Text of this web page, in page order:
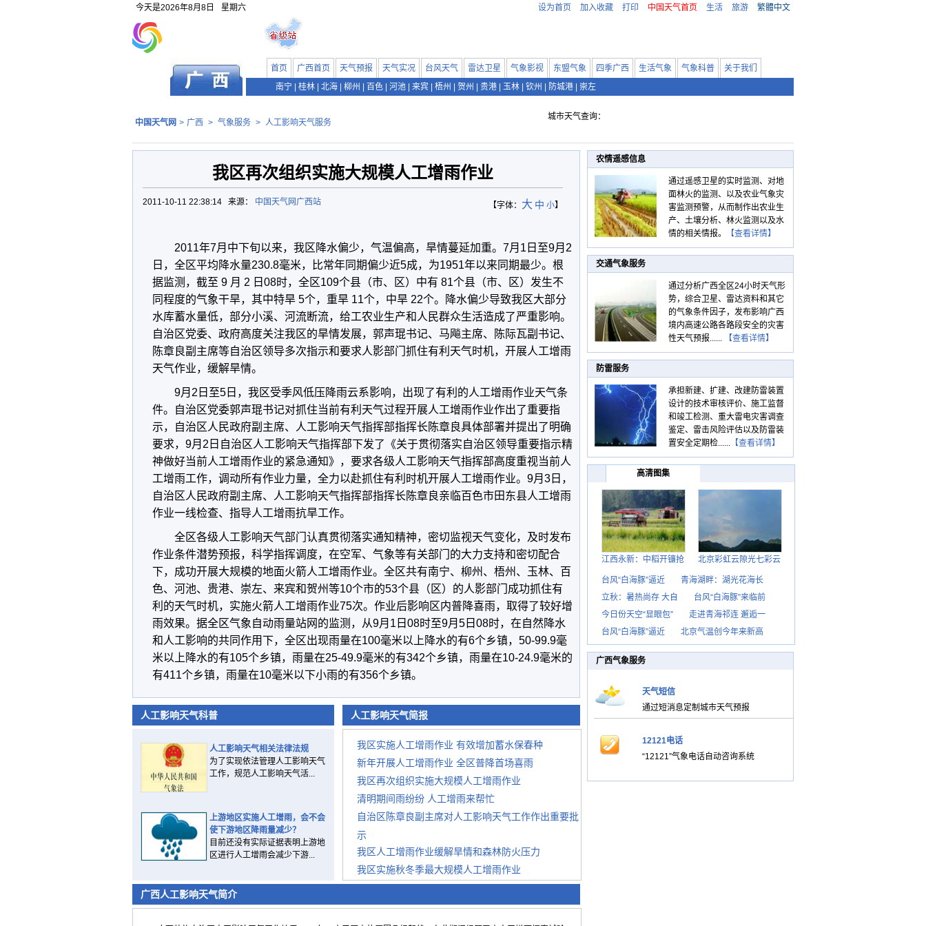
今天是2026年8月8日 星期六 设为首页 加入收藏 打印 中国天气首页 生活 旅游 繁體中文
首页 广西首页 天气预报 天气实况 台风天气 雷达卫星 气象影视 东盟气象 四季广西 生活气象 气象科普
关于我们
南宁
桂林 北海 柳州 百色 河池 来宾 梧州 贺州 贵港 玉林 钦州 防城港 崇左
中国天气网 > 广西 > 气象服务 > 人工影响天气服务
城市天气查询：
我区再次组织实施大规模人工增雨作业
【字体： 大 中 小】
2011-10-11 22:38:14 来源： 中国天气网广西站
2011年7月中下旬以来，我区降水偏少，气温偏高，旱情蔓延加重。7月1日至9月2
日，全区平均降水量230.8毫米，比常年同期偏少近5成，为1951年以来同期最少。根
据监测，截至 9 月 2 日08时，全区109个县（市、区）中有 81个县（市、区）发生不
同程度的气象干旱，其中特旱 5个，重旱 11个，中旱 22个。降水偏少导致我区大部分
水库蓄水量低，部分小溪、河流断流，给工农业生产和人民群众生活造成了严重影响。
自治区党委、政府高度关注我区的旱情发展，郭声琨书记、马飚主席、陈际瓦副书记、
陈章良副主席等自治区领导多次指示和要求人影部门抓住有利天气时机，开展人工增雨
天气作业，缓解旱情。
9月2日至5日，我区受季风低压降雨云系影响，出现了有利的人工增雨作业天气条
件。自治区党委郭声琨书记对抓住当前有利天气过程开展人工增雨作业作出了重要指
示，自治区人民政府副主席、人工影响天气指挥部指挥长陈章良具体部署并提出了明确
要求，9月2日自治区人工影响天气指挥部下发了《关于贯彻落实自治区领导重要指示精
神做好当前人工增雨作业的紧急通知》，要求各级人工影响天气指挥部高度重视当前人
工增雨工作，调动所有作业力量，全力以赴抓住有利时机开展人工增雨作业。9月3日，
自治区人民政府副主席、人工影响天气指挥部指挥长陈章良亲临百色市田东县人工增雨
作业一线检查、指导人工增雨抗旱工作。
全区各级人工影响天气部门认真贯彻落实通知精神，密切监视天气变化，及时发布
作业条件潜势预报，科学指挥调度，在空军、气象等有关部门的大力支持和密切配合
下，成功开展大规模的地面火箭人工增雨作业。全区共有南宁、柳州、梧州、玉林、百
色、河池、贵港、崇左、来宾和贺州等10个市的53个县（区）的人影部门成功抓住有
利的天气时机，实施火箭人工增雨作业75次。作业后影响区内普降喜雨，取得了较好增
雨效果。据全区气象自动雨量站网的监测，从9月1日08时至9月5日08时，在自然降水
和人工影响的共同作用下，全区出现雨量在100毫米以上降水的有6个乡镇，50-99.9毫
米以上降水的有105个乡镇，雨量在25-49.9毫米的有342个乡镇，雨量在10-24.9毫米的
有411个乡镇，雨量在10毫米以下小雨的有356个乡镇。
人工影响天气科普
人工影响天气相关法律法规
为了实现依法管理人工影响天气
工作，规范人工影响天气活...
上游地区实施人工增雨，会不会
使下游地区降雨量减少？
目前还没有实际证据表明上游地
区进行人工增雨会减少下游...
人工影响天气简报
我区实施人工增雨作业 有效增加蓄水保春种
新年开展人工增雨作业 全区普降首场喜雨
我区再次组织实施大规模人工增雨作业
清明期间雨纷纷 人工增雨来帮忙
自治区陈章良副主席对人工影响天气工作作出重要批
示
我区人工增雨作业缓解旱情和森林防火压力
我区实施秋冬季最大规模人工增雨作业
今冬我区打响火箭人工增雨的第一炮
广西人工影响天气简介
农情遥感信息
通过遥感卫星的实时监测、对地
面林火的监测、以及农业气象灾
害监测预警，从而制作出农业生
产、土壤分析、林火监测以及水
情的相关情报。
【查看详情】
交通气象服务
通过分析广西全区24小时天气形
势，综合卫星、雷达资料和其它
的气象条件因子，发布影响广西
境内高速公路各路段安全的灾害
性天气预报......
【查看详情】
防雷服务
承担新建、扩建、改建防雷装置
设计的技术审核评价、施工监督
和竣工检测、重大雷电灾害调查
鉴定、雷击风险评估以及防雷装
置安全定期检...... 【查看详情】
高清图集
江西永新：中稻开镰抢 北京彩虹云隙光七彩云
台风“白海豚”逼近
青海湖畔：湖光花海长
立秋：暑热尚存 大自
台风“白海豚”来临前
今日份天空“显眼包”
走进青海祁连 邂逅一
台风“白海豚”逼近
北京气温创今年来新高
广西气象服务
天气短信
通过短消息定制城市天气预报
12121电话
“12121”气象电话自动咨询系统